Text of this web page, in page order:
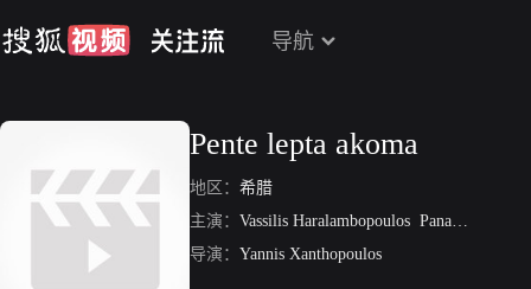
导航
Pente lepta akoma
地区： 希腊
主演： Vassilis Haralambopoulos Panayiota Vlanti
导演： Yannis Xanthopoulos